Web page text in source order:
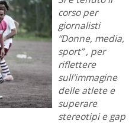
corso per
giornalisti
“Donne, media,
sport” , per
riflettere
sull'immagine
delle atlete e
superare
stereotipi e gap